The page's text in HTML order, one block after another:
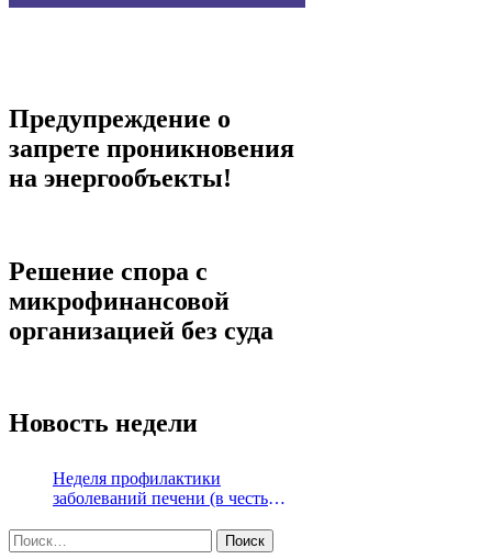
Предупреждение о
запрете проникновения
на энергообъекты!
Решение спора с
микрофинансовой
организацией без суда
Новость недели
Неделя профилактики
заболеваний печени (в честь
Найти: